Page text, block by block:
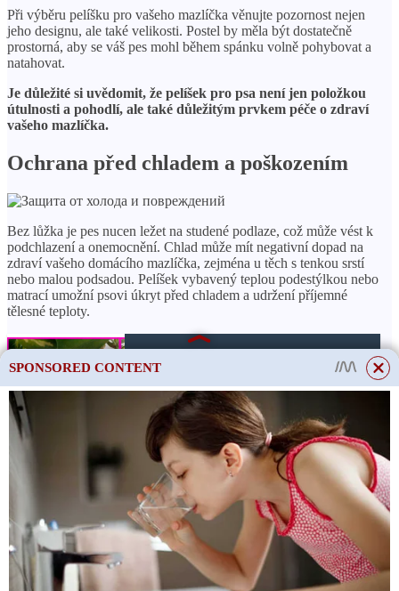
Při výběru pelíšku pro vašeho mazlíčka věnujte pozornost nejen
jeho designu, ale také velikosti. Postel by měla být dostatečně
prostorná, aby se váš pes mohl během spánku volně pohybovat a
natahovat.
Je důležité si uvědomit, že pelíšek pro psa není jen položkou
útulnosti a pohodlí, ale také důležitým prvkem péče o zdraví
vašeho mazlíčka.
Ochrana před chladem a poškozením
Bez lůžka je pes nucen ležet na studené podlaze, což může vést k
podchlazení a onemocnění. Chlad může mít negativní dopad na
zdraví vašeho domácího mazlíčka, zejména u těch s tenkou srstí
nebo malou podsadou. Pelíšek vybavený teplou podestýlkou ​​nebo
matrací umožní psovi úkryt před chladem a udržení příjemné
tělesné teploty.
Jednoduché a efektivní
způsoby, jak zabránit vaší
kočce lézt do květináčů v
domě
Postel navíc slouží jako ochrana před poškozením. V něm může
pes klidně odpočívat, aniž by mu hrozilo vykloubení nebo
pohmoždění. Mimo postel může zvíře spát na studené podlaze,
čímž se vystavuje riziku zranění otřesy a spadlými předměty.
Teplé a bezpečné
This site uses cookies to store data. By continuing to use the site, you consent
to the use of these files.
OK
SPONSORED CONTENT